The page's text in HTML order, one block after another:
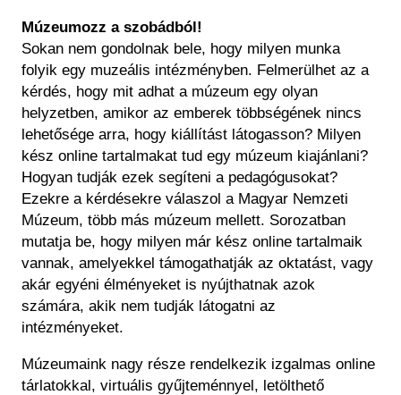
Tagintézmények
Felnőttképzés
Közérdekű adatok
Képcsarnok
Történeti Fényképtár
Éremtár
Adattár
Központi Könyvtár
Múzeumozz a szobádból!
Sokan nem gondolnak bele, hogy milyen munka
folyik egy muzeális intézményben. Felmerülhet az a
kérdés, hogy mit adhat a múzeum egy olyan
helyzetben, amikor az emberek többségének nincs
lehetősége arra, hogy kiállítást látogasson? Milyen
kész online tartalmakat tud egy múzeum kiajánlani?
Hogyan tudják ezek segíteni a pedagógusokat?
Ezekre a kérdésekre válaszol a Magyar Nemzeti
Múzeum, több más múzeum mellett. Sorozatban
mutatja be, hogy milyen már kész online tartalmaik
vannak, amelyekkel támogathatják az oktatást, vagy
akár egyéni élményeket is nyújthatnak azok
számára, akik nem tudják látogatni az
intézményeket.
Múzeumaink nagy része rendelkezik izgalmas online
tárlatokkal, virtuális gyűjteménnyel, letölthető